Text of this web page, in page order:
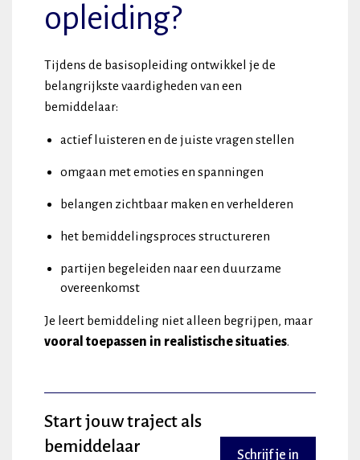
opleiding?
Tijdens de basisopleiding ontwikkel je de
belangrijkste vaardigheden van een
bemiddelaar:
actief luisteren en de juiste vragen stellen
omgaan met emoties en spanningen
belangen zichtbaar maken en verhelderen
het bemiddelingsproces structureren
partijen begeleiden naar een duurzame
overeenkomst
Je leert bemiddeling niet alleen begrijpen, maar
vooral toepassen in realistische situaties.
Start jouw traject als
bemiddelaar
Schrijf je in